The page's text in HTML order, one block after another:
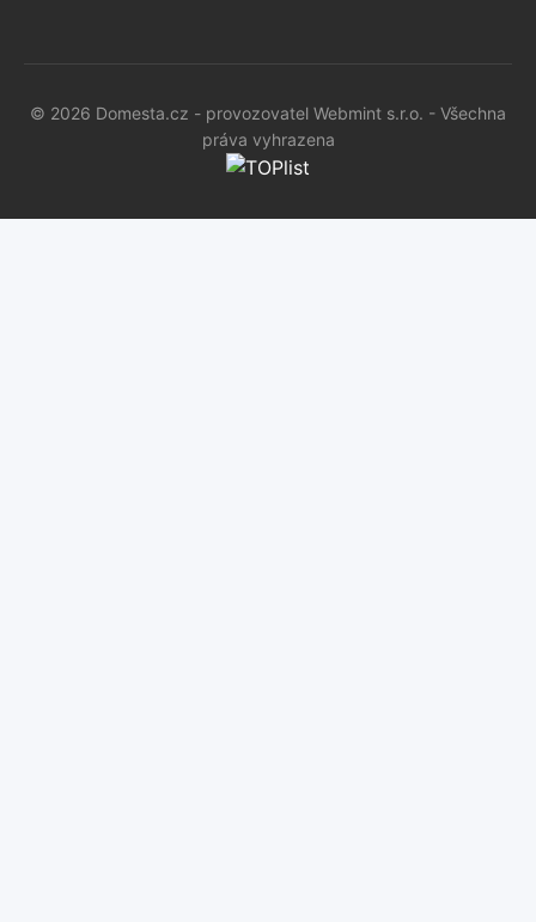
© 2026 Domesta.cz - provozovatel Webmint s.r.o. - Všechna
práva vyhrazena